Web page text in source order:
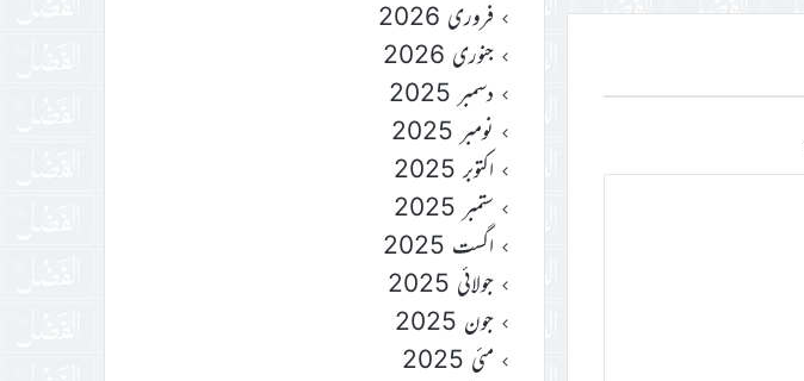
فروری 2026
جنوری 2026
دسمبر 2025
نومبر 2025
اکتوبر 2025
ستمبر 2025
اگست 2025
جولائی 2025
جون 2025
مئی 2025